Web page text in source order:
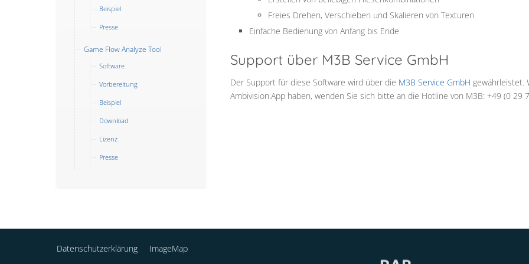
Beispiel
Presse
Game Flow Analyze Tool
Software
Vorbereitung
Beispiel
Download
Lizenz
Presse
Freies Drehen, Verschieben und Skalieren von Texturen
Einfache Bedienung von Anfang bis Ende
Support über M3B Service GmbH
Der Support für diese Software wird über die M3B Service GmbH gewährleistet.
Ambivision.App haben, wenden Sie sich bitte an die Hotline von M3B: +49 (0 29
Datenschutzerklärung ImageMap